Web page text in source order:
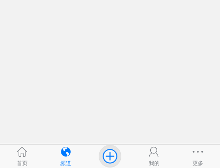
首页 频道 我的 更多